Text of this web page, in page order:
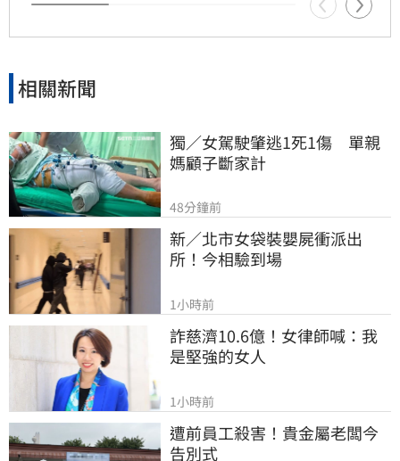
相關新聞
獨／女駕駛肇逃1死1傷　單親
媽顧子斷家計
48分鐘前
新／北市女袋裝嬰屍衝派出
所！今相驗到場
1小時前
詐慈濟10.6億！女律師喊：我
是堅強的女人
1小時前
遭前員工殺害！貴金屬老闆今
告別式